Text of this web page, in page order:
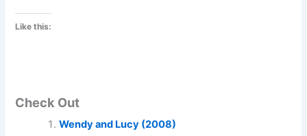
Like this:
Check Out
Wendy and Lucy (2008)